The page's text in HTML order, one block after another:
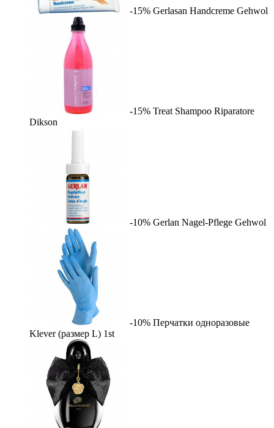
-15% Gerlasan Handcreme Gehwol
-15% Treat Shampoo Riparatore
Dikson
-10% Gerlan Nagel-Pflege Gehwol
-10% Перчатки одноразовые
Klever (размер L) 1st